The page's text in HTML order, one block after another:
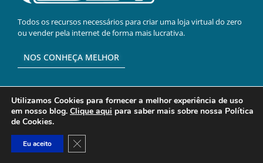
Todos os recursos necessários para criar uma loja virtual do zero
ou vender pela internet de forma mais lucrativa.
NOS CONHEÇA MELHOR
Treinamento iSET
Plataforma de cursos online, exclusiva da iSET, focada em e-
commerce e marketing digital.
Utilizamos Cookies para fornecer a melhor experiência de uso
em nosso blog. Clique aqui para saber mais sobre nossa Política
de Cookies.
Eu aceito Close GDPR Cookie Banner